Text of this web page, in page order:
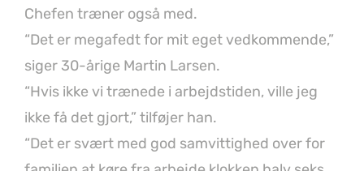
Chefen træner også med.
“Det er megafedt for mit eget vedkommende,”
siger 30-årige Martin Larsen.
“Hvis ikke vi trænede i arbejdstiden, ville jeg
ikke få det gjort,” tilføjer han.
“Det er svært med god samvittighed over for